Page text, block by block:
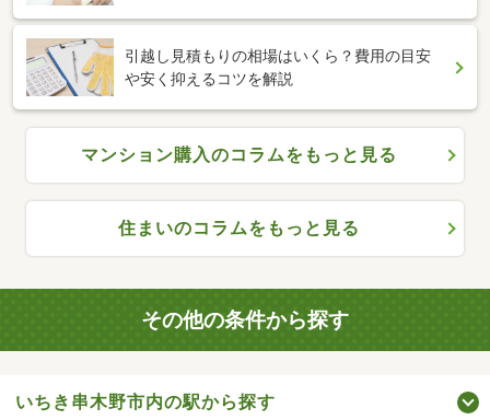
引越し見積もりの相場はいくら？費用の目安
や安く抑えるコツを解説
マンション購入のコラムをもっと見る
住まいのコラムをもっと見る
その他の条件から探す
いちき串木野市内の駅から探す